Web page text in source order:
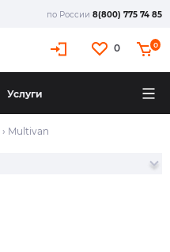
по России 8(800) 775 74 85
0 0
Услуги
› Multivan